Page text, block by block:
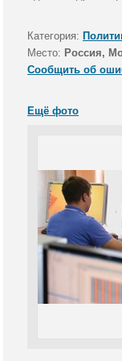
Категория:
Место: Россия,
Сообщить об
Ещё фото